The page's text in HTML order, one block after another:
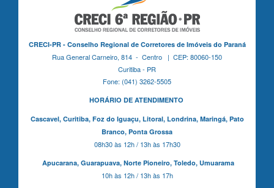
CRECI-PR - Conselho Regional de Corretores de Imóveis do Paraná
Rua General Carneiro, 814 - Centro | CEP: 80060-150
Curitiba - PR
Fone: (041) 3262-5505
HORÁRIO DE ATENDIMENTO
Cascavel, Curitiba,Foz do Iguaçu, Litoral, Londrina, Maringá, Pato
Branco, Ponta Grossa
08h30 às 12h / 13h às 17h30
Apucarana, Guarapuava, Norte Pioneiro, Toledo, Umuarama
10h às 12h / 13h às 17h